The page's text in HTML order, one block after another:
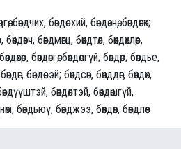
бөөндчих, бөөндөсхий, бөөндөзнө, бөөндөөтөх;
бөөндөвч, бөөндмөгц, бөөндтөл, бөөндөхлөөр,
бөөндөнгөө, бөөндөлгүй; бөөндөөр; бөөндье,
бөөндөөсэй; бөөндсөн, бөөнддөг, бөөндөх,
бөөндүүштэй, бөөндөлтэй, бөөндөшгүй,
бөөндьюү, бөөнджээ, бөөндөв, бөөндлөө